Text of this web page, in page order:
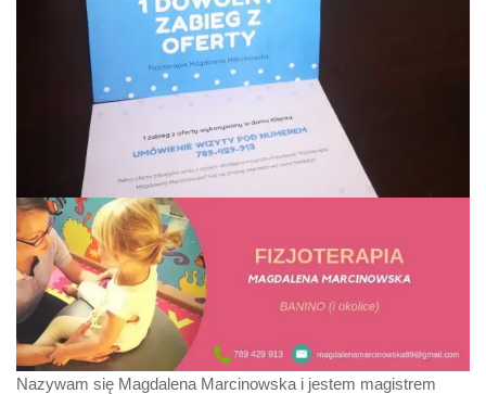
Nazywam się Magdalena Marcinowska i jestem magistrem